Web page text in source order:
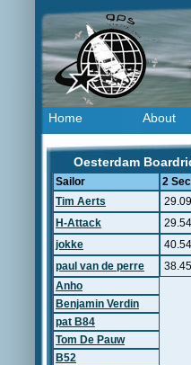
Home About
Oesterdam
Sailor 2
Tim Aerts
29.09
H-Attack
29.54
jokke
40.54
paul van de perre
38.45
Anho
Benjamin Verdin
pat B84
Tom De Pauw
B52